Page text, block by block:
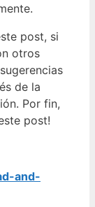
post, si
otros
de la
Por fin,
post!